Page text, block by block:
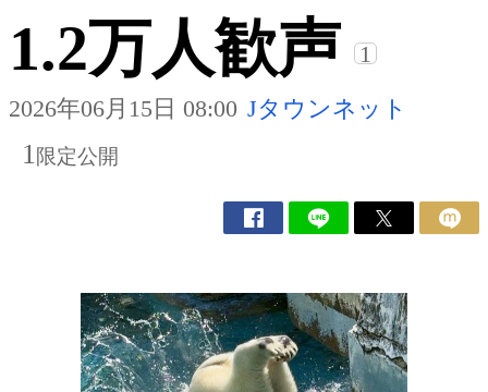
1.2万人歓声
1
2026年06月15日 08:00 Jタウンネット
1 限定公開